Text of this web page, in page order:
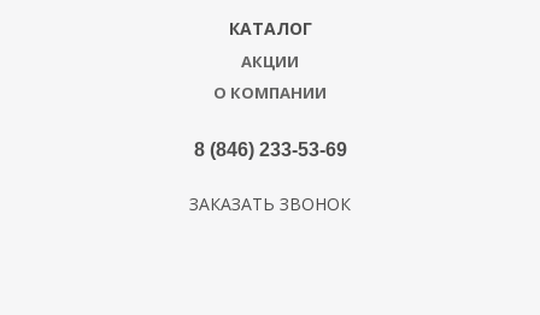
КАТАЛОГ
АКЦИИ
О КОМПАНИИ
8 (846) 233-53-69
ЗАКАЗАТЬ ЗВОНОК